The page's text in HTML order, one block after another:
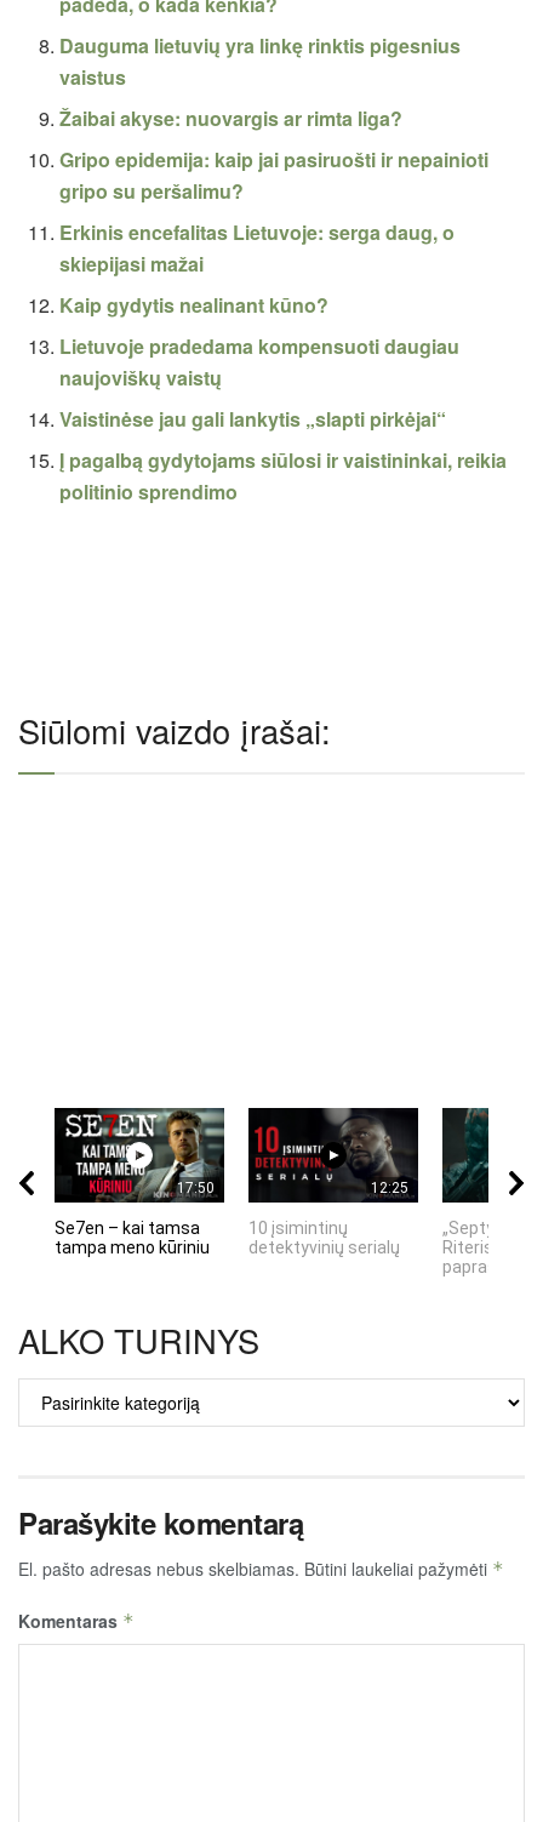
Dauguma lietuvių yra linkę rinktis pigesnius
vaistus
Žaibai akyse: nuovargis ar rimta liga?
Gripo epidemija: kaip jai pasiruošti ir nepainioti
gripo su peršalimu?
Erkinis encefalitas Lietuvoje: serga daug, o
skiepijasi mažai
Kaip gydytis nealinant kūno?
Lietuvoje pradedama kompensuoti daugiau
naujoviškų vaistų
Vaistinėse jau gali lankytis „slapti pirkėjai“
Į pagalbą gydytojams siūlosi ir vaistininkai, reikia
politinio sprendimo
Siūlomi vaizdo įrašai:
17:50
Se7en – kai tamsa
tampa meno kūriniu
12:25
10 įsimintinų
detektyvinių serialų
„Septynių
Riteris" – kai
ALKO TURINYS
ALKO
TURINYS
Parašykite komentarą
El. pašto adresas nebus skelbiamas. Būtini laukeliai pažymėti *
Komentaras *